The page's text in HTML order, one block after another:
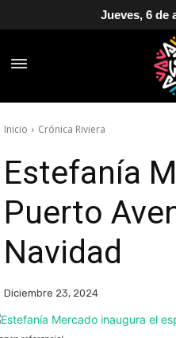
Jueves, 6 de
Inicio Crónica Riviera
Estefanía
Puerto
Navidad
Diciembre 23, 2024